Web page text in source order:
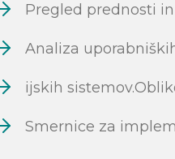
Pregled prednosti
Analiza
ijskih
Smernice za